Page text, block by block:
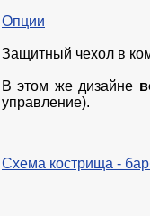
Опции
Защитный чехол в
В этом же дизайне
управление).
Схема кострища -